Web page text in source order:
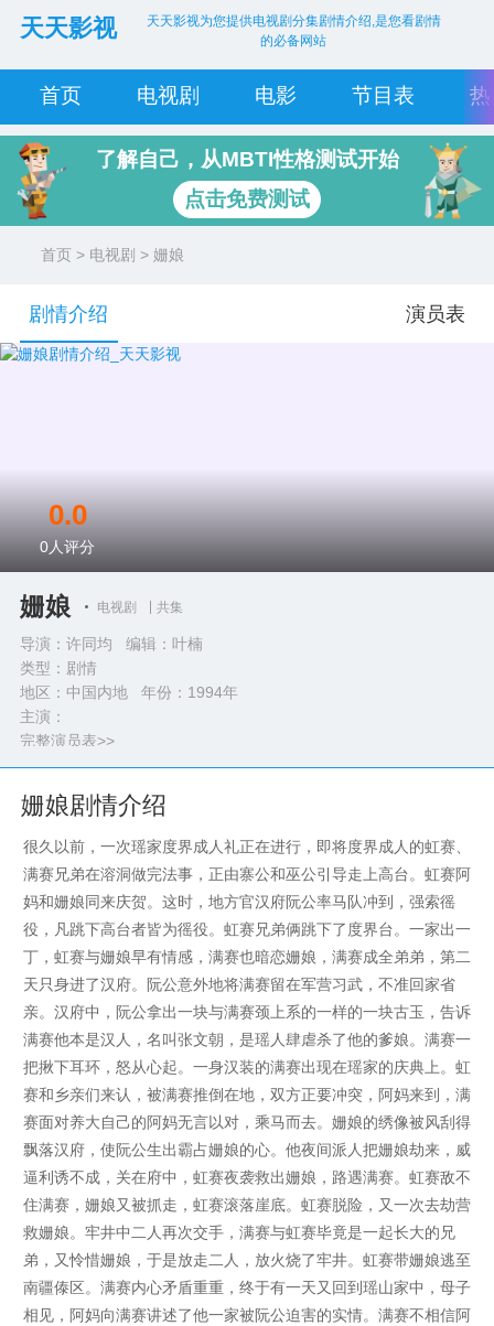
天天影视
天天影视为您提供电视剧分集剧情介绍,是您看剧情
的必备网站
首页 电视剧 电影 节目表
了解自己，从MBTI性格测试开始
点击免费测试
首页 > 电视剧 > 姗娘
剧情介绍 演员表
姗娘 电视剧 共集
导演：许同均 编辑：叶楠
类型： 剧情
地区：中国内地 年份： 1994年
主演：
完整演员表>>
0.0
0人评分
姗娘剧情介绍
很久以前，一次瑶家度界成人礼正在进行，即将度界成人的虹赛、
满赛兄弟在溶洞做完法事，正由寨公和巫公引导走上高台。虹赛阿
妈和姗娘同来庆贺。这时，地方官汉府阮公率马队冲到，强索徭
役，凡跳下高台者皆为徭役。虹赛兄弟俩跳下了度界台。一家出一
丁，虹赛与姗娘早有情感，满赛也暗恋姗娘，满赛成全弟弟，第二
天只身进了汉府。阮公意外地将满赛留在军营习武，不准回家省
亲。汉府中，阮公拿出一块与满赛颈上系的一样的一块古玉，告诉
满赛他本是汉人，名叫张文朝，是瑶人肆虐杀了他的爹娘。满赛一
把揪下耳环，怒从心起。一身汉装的满赛出现在瑶家的庆典上。虹
赛和乡亲们来认，被满赛推倒在地，双方正要冲突，阿妈来到，满
赛面对养大自己的阿妈无言以对，乘马而去。姗娘的绣像被风刮得
飘落汉府，使阮公生出霸占姗娘的心。他夜间派人把姗娘劫来，威
逼利诱不成，关在府中，虹赛夜袭救出姗娘，路遇满赛。虹赛敌不
住满赛，姗娘又被抓走，虹赛滚落崖底。虹赛脱险，又一次去劫营
救姗娘。牢井中二人再次交手，满赛与虹赛毕竟是一起长大的兄
弟，又怜惜姗娘，于是放走二人，放火烧了牢井。虹赛带姗娘逃至
南疆傣区。满赛内心矛盾重重，终于有一天又回到瑶山家中，母子
相见，阿妈向满赛讲述了他一家被阮公迫害的实情。满赛不相信阿